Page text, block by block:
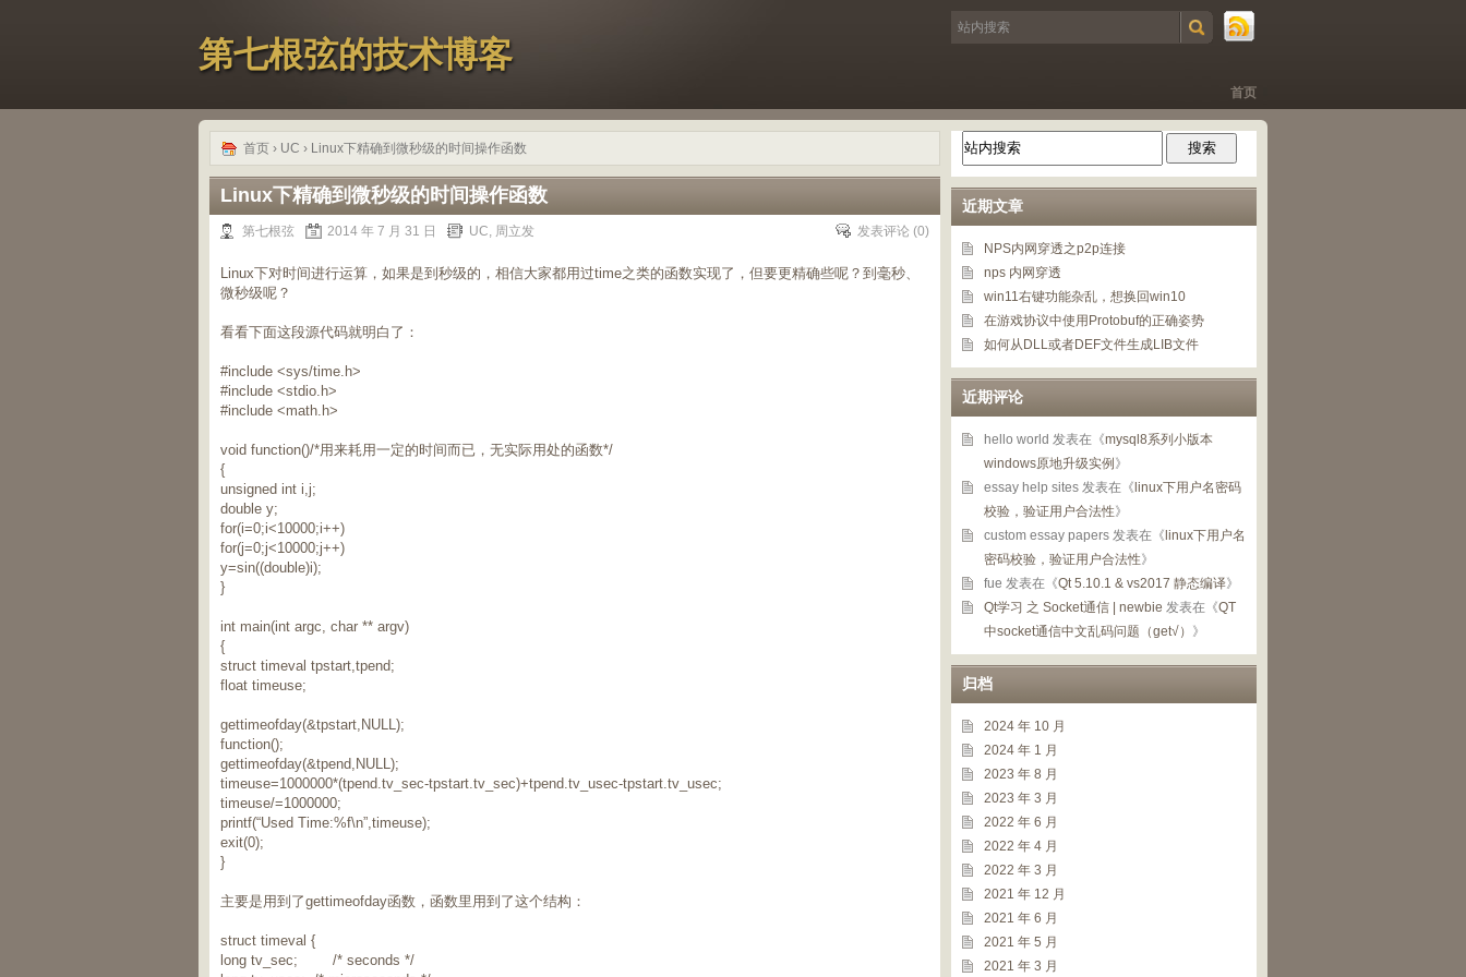
第七根弦的技术博客
首页
首页 › UC › Linux下精确到微秒级的时间操作函数
Linux下精确到微秒级的时间操作函数
第七根弦 2014 年 7 月 31 日 UC, 周立发 发表评论 (0)
Linux下对时间进行运算，如果是到秒级的，相信大家都用过time之类的函数实现了，但要更精确些呢？到毫秒、
微秒级呢？
看看下面这段源代码就明白了：
#include <sys/time.h>
#include <stdio.h>
#include <math.h>
void function()/*用来耗用一定的时间而已，无实际用处的函数*/
{
unsigned int i,j;
double y;
for(i=0;i<10000;i++)
for(j=0;j<10000;j++)
y=sin((double)i);
}
int main(int argc, char ** argv)
{
struct timeval tpstart,tpend;
float timeuse;
gettimeofday(&tpstart,NULL);
function();
gettimeofday(&tpend,NULL);
timeuse=1000000*(tpend.tv_sec-tpstart.tv_sec)+tpend.tv_usec-tpstart.tv_usec;
timeuse/=1000000;
printf(“Used Time:%f\n”,timeuse);
exit(0);
}
主要是用到了gettimeofday函数，函数里用到了这个结构：
struct timeval {
long tv_sec; /* seconds */
近期文章
NPS内网穿透之p2p连接
nps 内网穿透
win11右键功能杂乱，想换回win10
在游戏协议中使用Protobuf的正确姿势
如何从DLL或者DEF文件生成LIB文件
近期评论
hello world 发表在《mysql8系列小版本
windows原地升级实例 》
essay help sites 发表在《 linux下用户名密码
校验，验证用户合法性》
custom essay papers 发表在《 linux下用户名
密码校验，验证用户合法性》
fue 发表在《Qt 5.10.1 & vs2017 静态编译》
Qt学习 之 Socket通信 | newbie 发表在《QT
中socket通信中文乱码问题（get√） 》
归档
2024 年 10 月
2024 年 1 月
2023 年 8 月
2023 年 3 月
2022 年 6 月
2022 年 4 月
2022 年 3 月
2021 年 12 月
2021 年 6 月
2021 年 5 月
2021 年 3 月